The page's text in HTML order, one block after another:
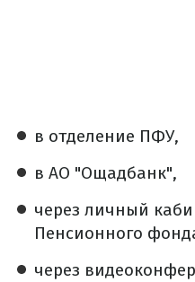
в отделение ПФУ,
в АО "Ощадбанк",
через личный
Пенсионного
через